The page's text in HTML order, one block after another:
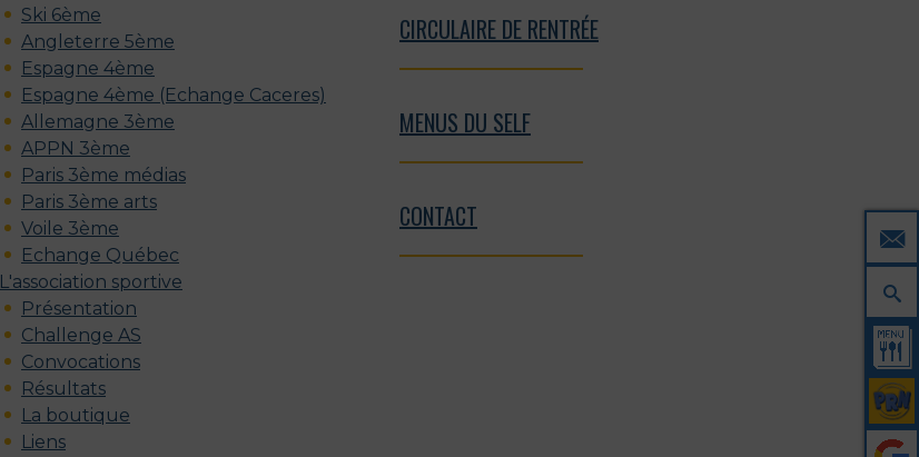
Ski 6ème
Angleterre 5ème
Espagne 4ème
Espagne 4ème (Echange Caceres)
Allemagne 3ème
APPN 3ème
Paris 3ème médias
Paris 3ème arts
Voile 3ème
Echange Québec
L'association sportive
Présentation
Challenge AS
Convocations
Résultats
La boutique
Liens
CIRCULAIRE DE RENTRÉE
MENUS DU SELF
CONTACT